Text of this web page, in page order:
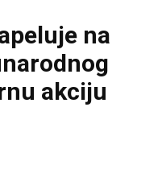
na
akciju